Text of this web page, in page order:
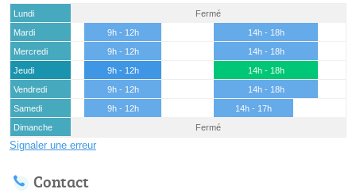
Lundi
Fermé
Mardi
9h - 12h
14h - 18h
Mercredi
9h - 12h
14h - 18h
Jeudi
9h - 12h
14h - 18h
Vendredi
9h - 12h
14h - 18h
Samedi
9h - 12h
14h - 17h
Dimanche
Fermé
Signaler une erreur
Contact